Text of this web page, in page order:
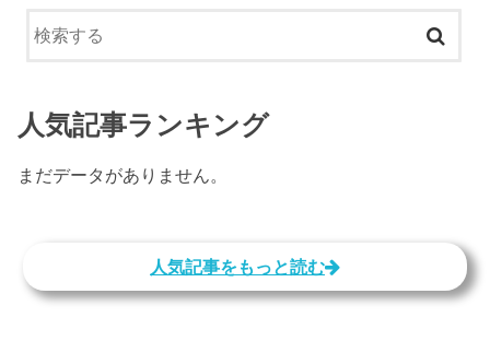
人気記事ランキング
まだデータがありません。
人気記事をもっと読む